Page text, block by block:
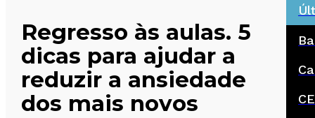
Regresso às aulas. 5
dicas para ajudar a
reduzir a ansiedade
dos mais novos